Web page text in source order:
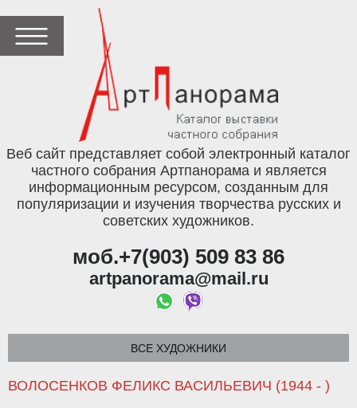
Веб сайт представляет собой электронный каталог
частного собрания Артпанорама и является
информационным ресурсом, созданным для
популяризации и изучения творчества русских и
советских художников.
моб.+7(903) 509 83 86
artpanorama@mail.ru
ВСЕ ХУДОЖНИКИ
ВОЛОСЕНКОВ ФЕЛИКС ВАСИЛЬЕВИЧ (1944 - )